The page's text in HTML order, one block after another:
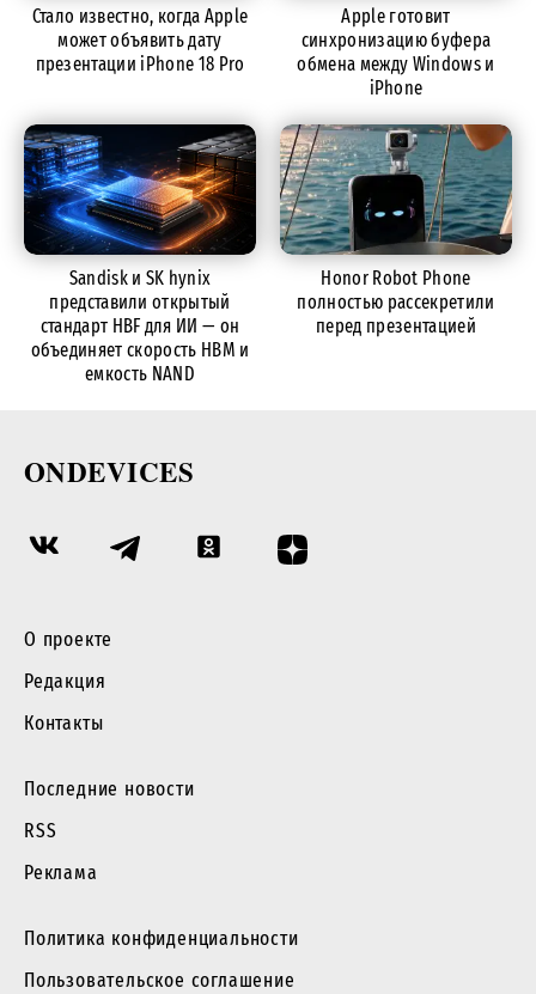
Стало известно, когда Apple
может объявить дату
презентации iPhone 18 Pro
Apple готовит
синхронизацию буфера
обмена между Windows и
iPhone
Sandisk и SK hynix
представили открытый
стандарт HBF для ИИ — он
объединяет скорость HBM и
емкость NAND
Honor Robot Phone
полностью рассекретили
перед презентацией
ONDEVICES
О проекте
Редакция
Контакты
Последние новости
RSS
Реклама
Политика конфиденциальности
Пользовательское соглашение